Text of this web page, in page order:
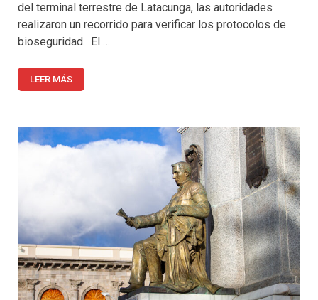
del terminal terrestre de Latacunga, las autoridades
realizaron un recorrido para verificar los protocolos de
bioseguridad. El …
LEER MÁS